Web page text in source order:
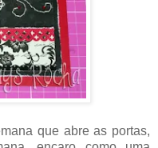
que abre as portas,